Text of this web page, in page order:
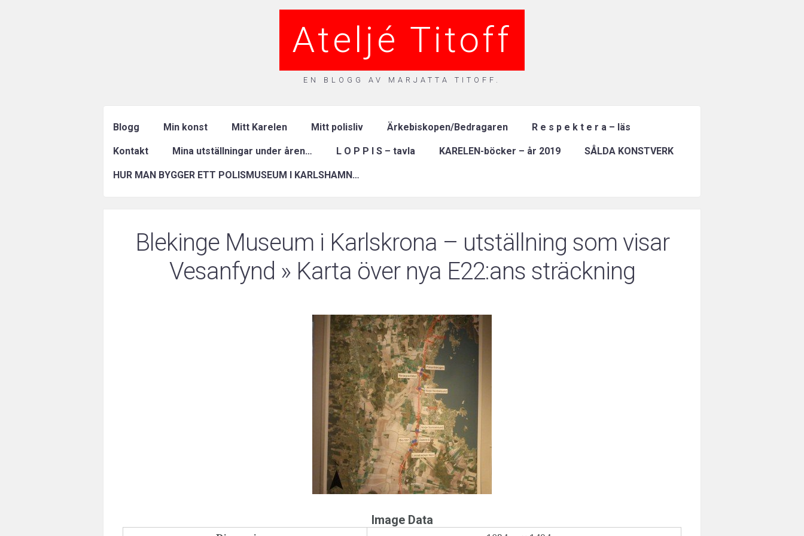
Ateljé Titoff
EN BLOGG AV MARJATTA TITOFF.
Blogg Min konst Mitt Karelen Mitt polisliv Ärkebiskopen/Bedragaren R e s p e k t e r a – läs
Kontakt Mina utställningar under åren… L O P P I S – tavla KARELEN-böcker – år 2019 SÅLDA KONSTVERK
HUR MAN BYGGER ETT POLISMUSEUM I KARLSHAMN…
Blekinge Museum i Karlskrona – utställning som visar
Vesanfynd » Karta över nya E22:ans sträckning
Image Data